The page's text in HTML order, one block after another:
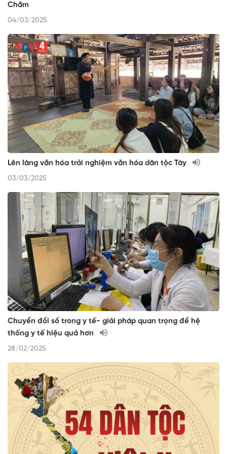
Chăm
04/03/2025
Lên làng văn hóa trải nghiệm văn hóa dân tộc Tày
03/03/2025
Chuyển đổi số trong y tế- giải pháp quan trọng để hệ
thống y tế hiệu quả hơn
28/02/2025